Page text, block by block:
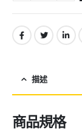
描述
商品規格